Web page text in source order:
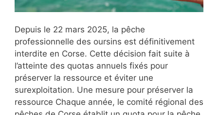
Depuis le 22 mars 2025, la pêche
professionnelle des oursins est définitivement
interdite en Corse. Cette décision fait suite à
l’atteinte des quotas annuels fixés pour
préserver la ressource et éviter une
surexploitation. Une mesure pour préserver la
ressource Chaque année, le comité régional des